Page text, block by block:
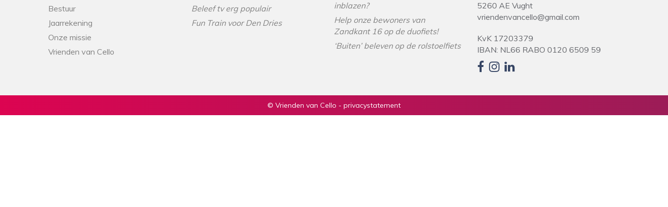
Bestuur
Jaarrekening
Onze missie
Vrienden van Cello
Beleef tv erg populair
Fun Train voor Den Dries
inblazen?
Help onze bewoners van
Zandkant 16 op de duofiets!
‘Buiten’ beleven op de rolstoelfiets
5260 AE Vught
vriendenvancello@gmail.com
KvK 17203379
IBAN: NL66 RABO 0120 6509 59
© Vrienden van Cello - privacystatement